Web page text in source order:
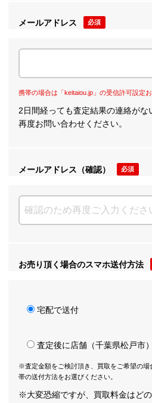
メールアドレス 必須
携帯の場合は「keitaiou.jp」の受信許可設定お
2日間経っても査定結果の連絡が
再度お問い合わせください。
メールアドレス（確認） 必須
お売り頂く場合のスマホ送付方法
宅配で送付
査定後に店舗（千葉県松戸市
※査定金額をご検討頂き、買取をご希望の場
帯の送付方法をお選びください。
※大変恐縮ですが、買取料金はど